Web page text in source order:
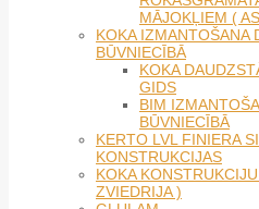
MĀJOKĻIEM (
KOKA IZMANTOŠANA
BŪVNIECĪBĀ
KOKA
GIDS
BIM
BŪVNIECĪBĀ
KERTO LVL FINIERA
KONSTRUKCIJAS
KOKA
ZVIEDRIJA )